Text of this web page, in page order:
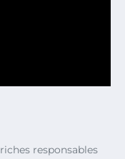
responsables